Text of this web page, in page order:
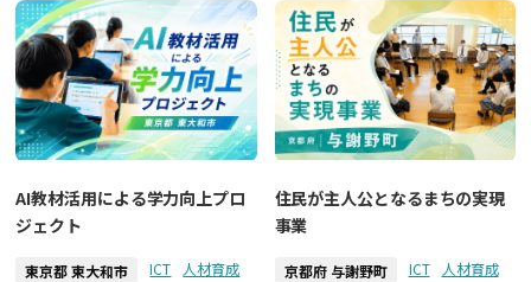
AI教材活用による学力向上プロ
ジェクト
東京都 東大和市 ICT
人材育成
住民が主人公となるまちの実現
事業
京都府 与謝野町 ICT
人材育成